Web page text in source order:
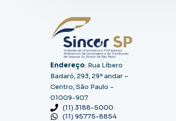
Endereço: Rua Líbero
Badaró, 293, 29º andar –
Centro, São Paulo –
01009-907
(11) 3188-5000
(11) 95775-8854